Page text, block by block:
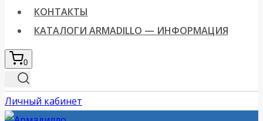
КОНТАКТЫ
КАТАЛОГИ ARMADILLO — ИНФОРМАЦИЯ
0
Личный кабинет